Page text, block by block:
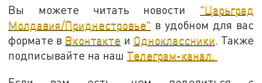
Вы можете читать новости "Царьград
Молдавия/Приднестровье" в удобном для вас
формате в Вконтакте и Одноклассники. Также
подписывайте на наш Телеграм-канал.